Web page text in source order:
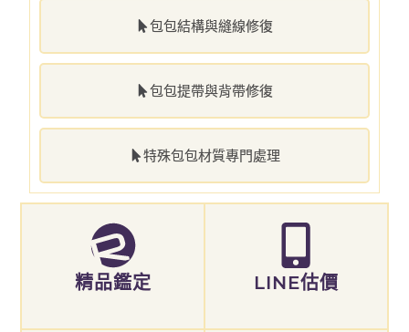
包包結構與縫線修復
包包提帶與背帶修復
特殊包包材質專門處理
精品鑑定 LINE估價